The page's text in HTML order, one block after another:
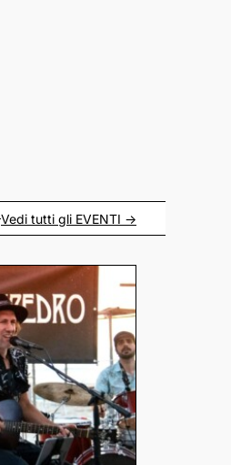
Vedi tutti gli EVENTI ->